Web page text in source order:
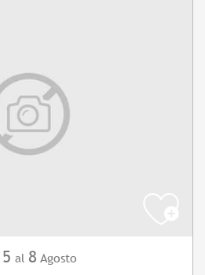
5 al 8 Agosto